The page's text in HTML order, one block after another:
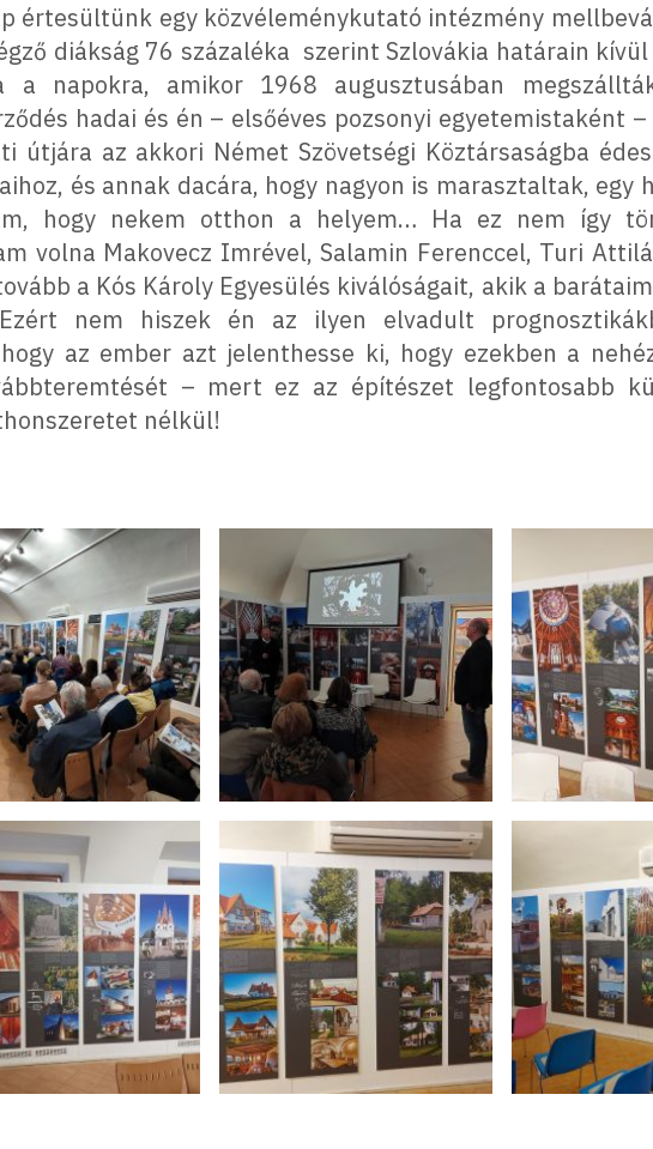
értesültünk egy közvéleménykutató intézmény
diákság 76 százaléka szerint Szlovákia határain
a napokra, amikor 1968 augusztusában
hadai és én – elsőéves pozsonyi egyetemistaként
útjára az akkori Német Szövetségi Köztársaságba
és annak dacára, hogy nagyon is marasztaltak, egy
hogy nekem otthon a helyem… Ha ez nem így
volna Makovecz Imrével, Salamin Ferenccel, Turi
a Kós Károly Egyesülés kiválóságait, akik a
nem hiszek én az ilyen elvadult
az ember azt jelenthesse ki, hogy ezekben a
– mert ez az építészet legfontosabb
nélkül!